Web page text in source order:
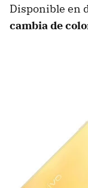
Disponible en
cambia de